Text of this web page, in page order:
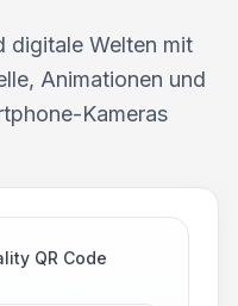
digitale Welten mit
Animationen und
Kameras
QR Code